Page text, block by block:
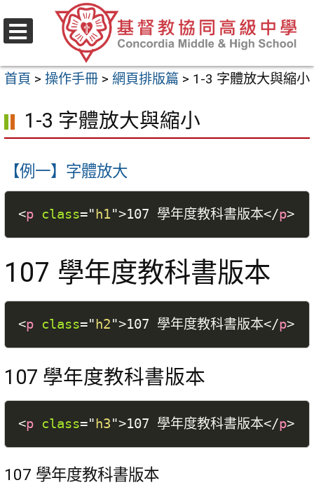
至
要
容
首頁 > 操作手冊 > 網頁排版篇 > 1-3 字體放大與縮小
1-3 字體放大與縮小
【例一】字體放大
<p class="h1">107 學年度教科書版本</p>
107 學年度教科書版本
<p class="h2">107 學年度教科書版本</p>
107 學年度教科書版本
<p class="h3">107 學年度教科書版本</p>
107 學年度教科書版本
選
單